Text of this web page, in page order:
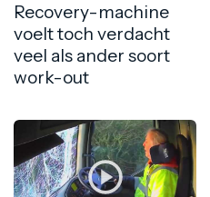
Recovery-machine
voelt toch verdacht
veel als ander soort
work-out